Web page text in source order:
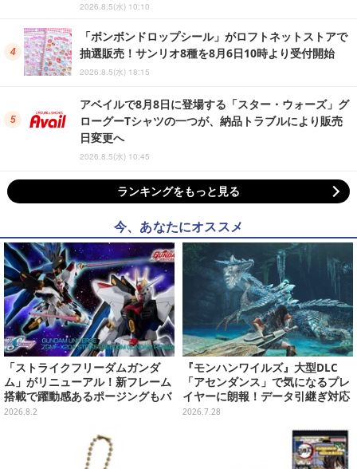
2026.8.5(水) 10:10
「ボンボンドロップシール」がロフトネットストアで
抽選販売！サンリオ8種を8月6日10時より受付開始
2026.8.5(水) 18:15
アベイルで8月8日に登場する「スター・ウォーズ」グ
ローグーTシャツの一つが、納品トラブルにより販売
日変更へ
2026.8.5(水) 10:45
ランキングをもっと見る
今、あなたにオススメ
「ストライクフリーダムガンダ
ム」がリニューアル！新フレーム
搭載で躍動感あるポージングもバ
ッチリ
2026.8.2
『モンハンワイルズ』大型DLC
「アセンダンス」で気になるプレ
イヤーに朗報！データ引継ぎ対応
の「序盤体験版」が配信決定
2026.7.28